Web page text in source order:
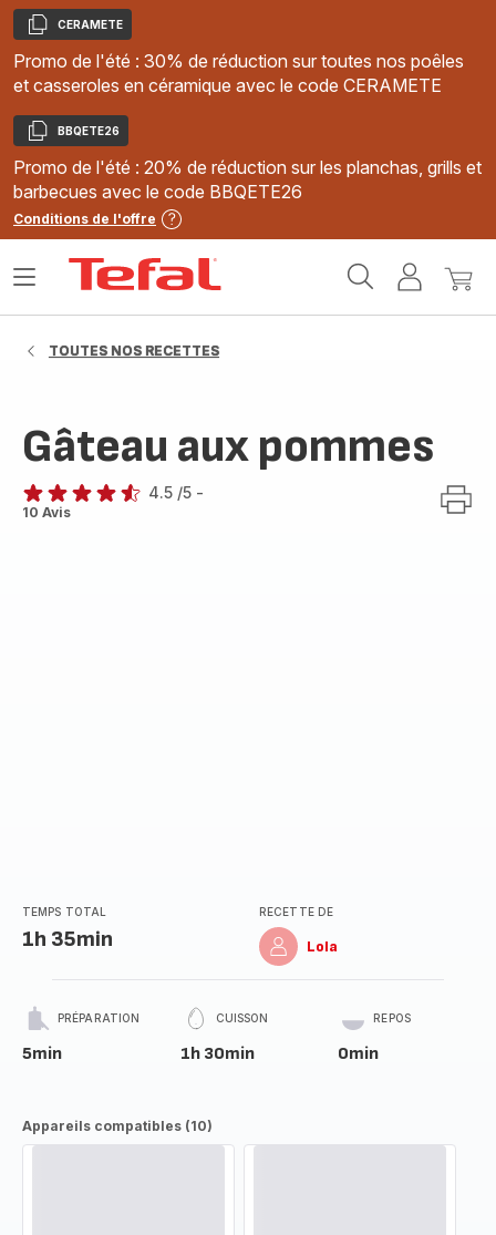
Copier
CERAMETE
Promo de l'été : 30% de réduction sur toutes nos poêles
et casseroles en céramique avec le code CERAMETE
Copier
BBQETE26
Promo de l'été : 20% de réduction sur les planchas, grills et
barbecues avec le code BBQETE26
Conditions de l'offre
MonMon
Ouvrir
TOUTES NOS RECETTES
Gâteau aux pommes
ratings.4.5
4.5 /5 -
10 Avis
TEMPS TOTAL
1h 35min
RECETTE DE
Lola
PRÉPARATION
5min
CUISSON
1h 30min
REPOS
0min
Appareils compatibles (10)